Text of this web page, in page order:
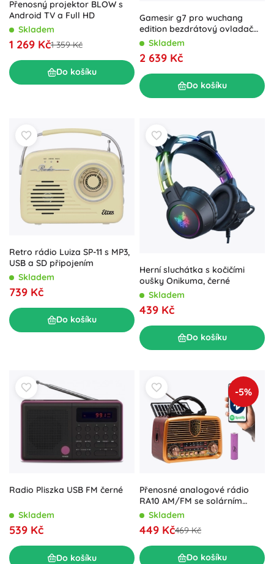
Přenosný projektor BLOW s
Android TV a Full HD
Skladem
1 269 Kč1 359 Kč
Do košíku
Gamesir g7 pro wuchang
edition bezdrátový ovladač
pro xbox a pc
Skladem
2 639 Kč
Do košíku
Retro rádio Luiza SP-11 s MP3,
USB a SD připojením
Skladem
739 Kč
Do košíku
Herní sluchátka s kočičími
oušky Onikuma, černé
Skladem
439 Kč
Do košíku
Radio Pliszka USB FM černé
Skladem
539 Kč
Do košíku
-5%
Přenosné analogové rádio
RA10 AM/FM se solárním
nabíjením a Bluetooth
Skladem
449 Kč469 Kč
Do košíku